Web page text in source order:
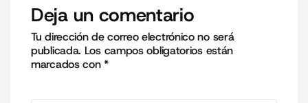
Deja un comentario
Tu dirección de correo electrónico no será
publicada. Los campos obligatorios están
marcados con*